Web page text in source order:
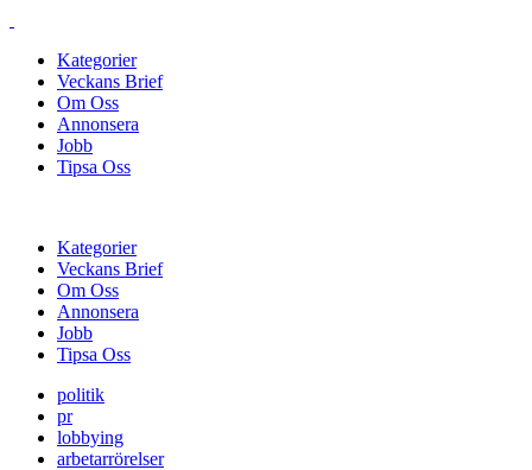
Kategorier
Veckans Brief
Om Oss
Annonsera
Jobb
Tipsa Oss
Kategorier
Veckans Brief
Om Oss
Annonsera
Jobb
Tipsa Oss
politik
pr
lobbying
arbetarrörelser